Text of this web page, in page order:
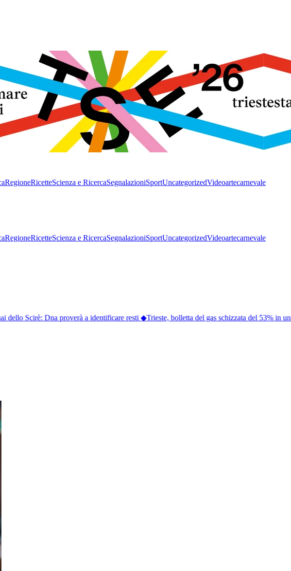
RegioneRicetteScienza e RicercaSegnalazioniSportUncategorizedVideoartecarnevale
RegioneRicetteScienza e RicercaSegnalazioniSportUncategorizedVideoartecarnevale
Scirè: Dna proverà a identificare resti◆Trieste, bolletta del gas schizzata del 53% in un